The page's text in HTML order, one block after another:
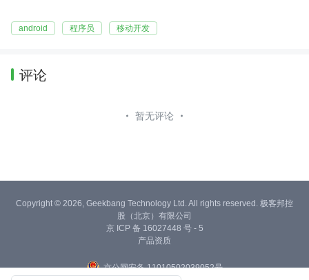
android 程序员 移动开发
评论
暂无评论
Copyright © 2026, Geekbang Technology Ltd. All rights reserved. 极客邦控
股（北京）有限公司
京 ICP 备 16027448 号 - 5
产品资质
京公网安备 11010502039052号